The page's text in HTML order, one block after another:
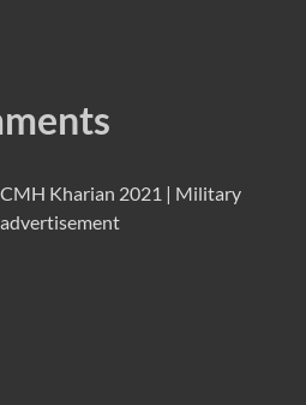
CMH Kharian 2021 | Military